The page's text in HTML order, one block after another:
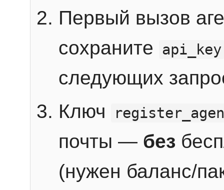
Первый вызов
сохраните
api_key
следующих
Ключ
почты — без
(нужен баланс/